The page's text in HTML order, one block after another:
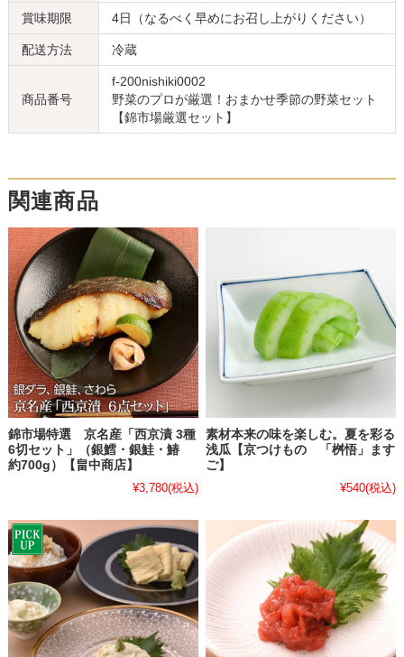
賞味期限 4日（なるべく早めにお召し上がりください）
配送方法 冷蔵
商品番号
f-200nishiki0002
野菜のプロが厳選！おまかせ季節の野菜セット
【錦市場厳選セット】
関連商品
錦市場特選 京名産「西京漬 3種
6切セット」（銀鱈・銀鮭・鰆
約700g）【畠中商店】
¥3,780(税込)
素材本来の味を楽しむ。夏を彩る
浅瓜【京つけもの 「桝悟」ます
ご】
¥540(税込)